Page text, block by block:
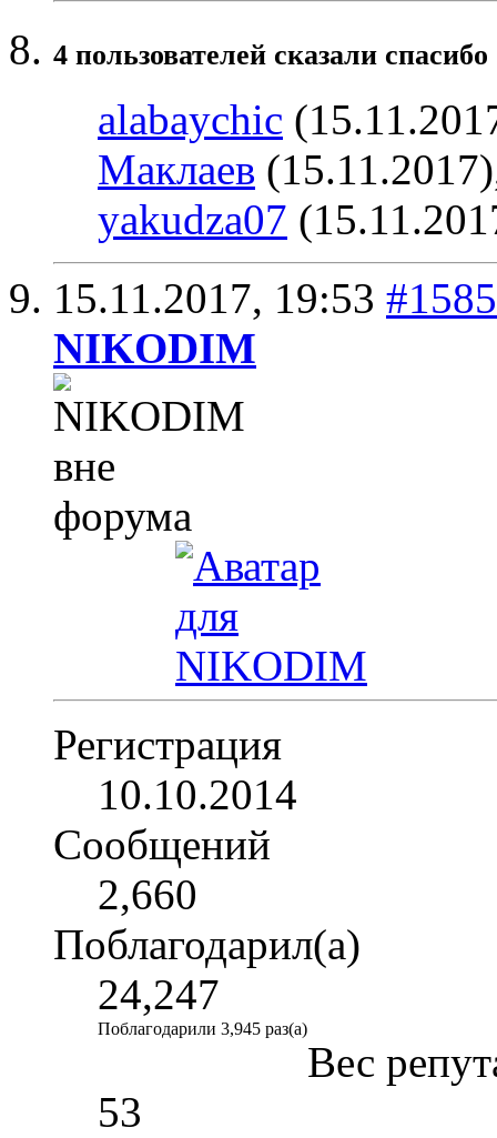
4 пользователей сказали
alabaychic
Маклаев
yakudza07
15.11.2017, 19:53 #1585
NIKODIM
Регистрация
10.10.2014
Сообщений
2,660
Поблагодарил(а)
24,247
Поблагодарили 3,945 раз(а)
Вес
53